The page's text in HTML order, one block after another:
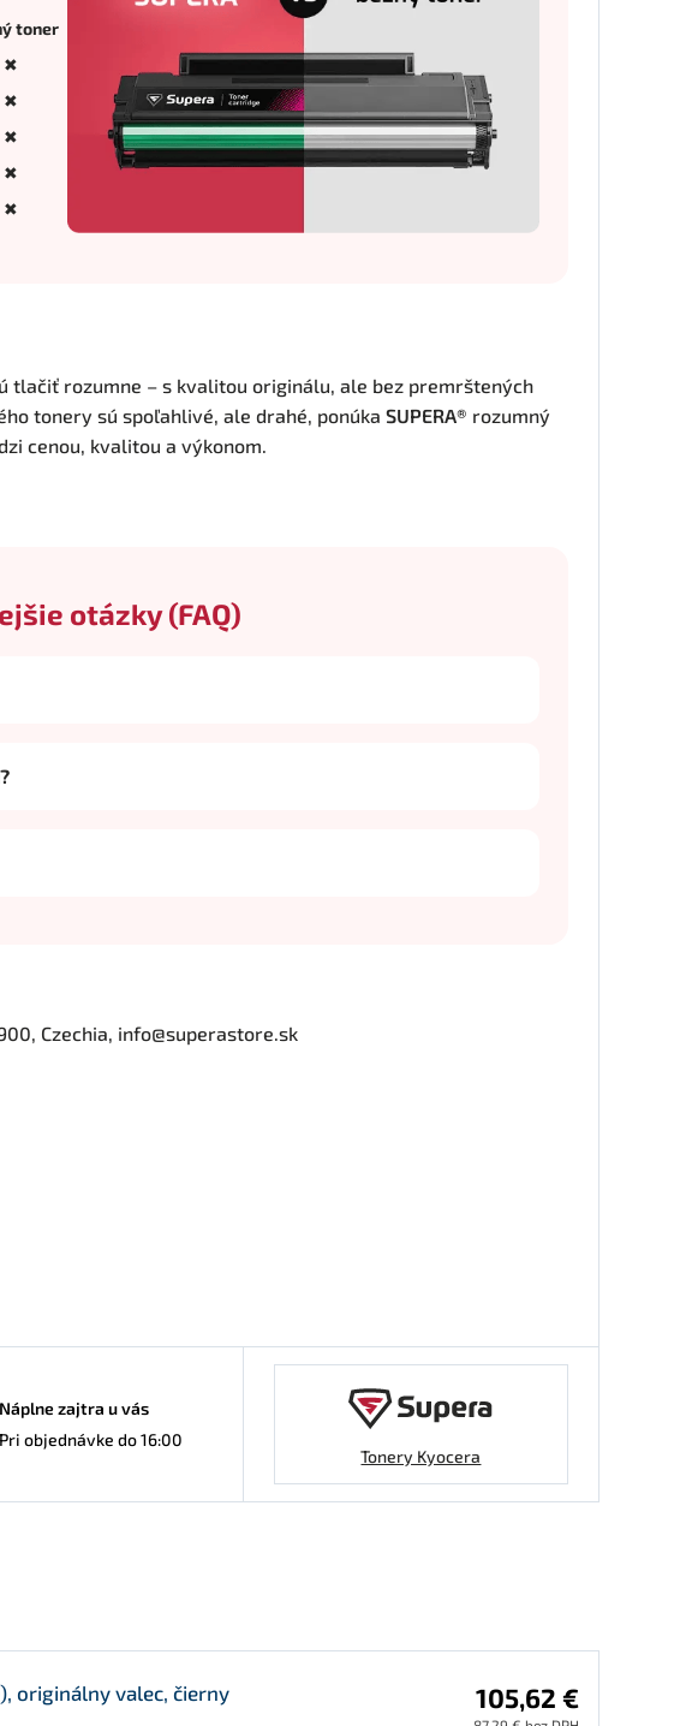
toner
✖
✖
✖
✖
✖
tlačiť rozumne – s kvalitou originálu, ale bez premrštených
tonery sú spoľahlivé, ale drahé, ponúka SUPERA® rozumný
cenou, kvalitou a výkonom.
otázky (FAQ)
Czechia, info@superastore.sk
Náplne zajtra u vás
Pri objednávke do 16:00
Tonery Kyocera
originálny valec, čierny 105,62 €